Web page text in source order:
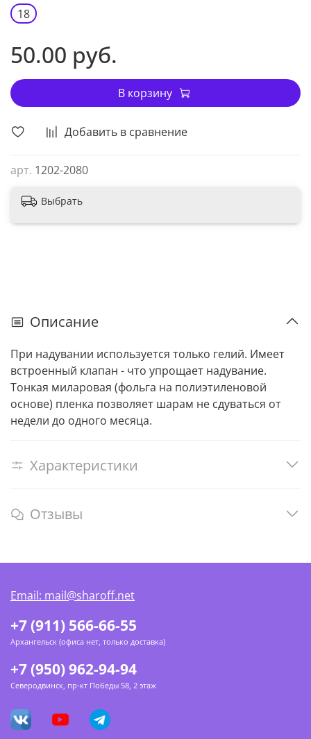
Добавить в сравнение
арт. 1202-2080
18
50.00 руб.
В корзину
Выбрать
Описание
При надувании используется только гелий. Имеет
встроенный клапан - что упрощает надувание.
Тонкая миларовая (фольга на полиэтиленовой
основе) пленка позволяет шарам не сдуваться от
недели до одного месяца.
Характеристики
Отзывы
+7 (911) 566-66-55
Архангельск (офиса нет, только доставка)
+7 (950) 962-94-94
Северодвинск, пр-кт Победы 58, 2 этаж
Email: mail@sharoff.net